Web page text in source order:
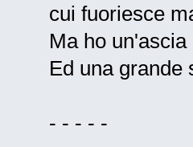
cui fuoriesce
Ma ho
Ed una grande
- - - - -